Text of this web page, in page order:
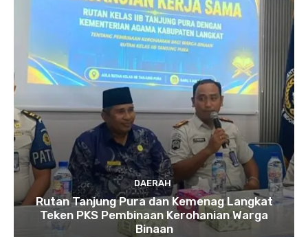
DAERAH
Rutan Tanjung Pura dan Kemenag Langkat
Teken PKS Pembinaan Kerohanian Warga
Binaan